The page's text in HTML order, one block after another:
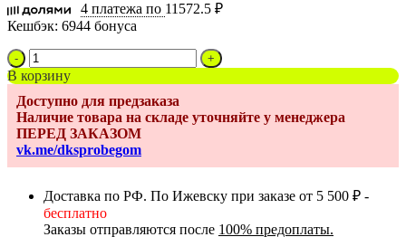
4 платежа по 11572.5 ₽
Кешбэк: 6944 бонуса
Количество
товара
Детская
приставная
кроватка
Chicco
Next2Me
Forever,
(Бежевый)
В корзину
Доступно для предзаказа
Наличие товара на складе уточняйте у менеджера
ПЕРЕД ЗАКАЗОМ
vk.me/dksprobegom
Доставка по РФ. По Ижевску при заказе от 5 500 ₽ -
бесплатно
Заказы отправляются после 100% предоплаты.